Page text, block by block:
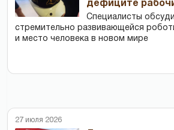
дефиците
Специалисты
стремительно развивающейся
и место человека в новом мире
27 июля 2026